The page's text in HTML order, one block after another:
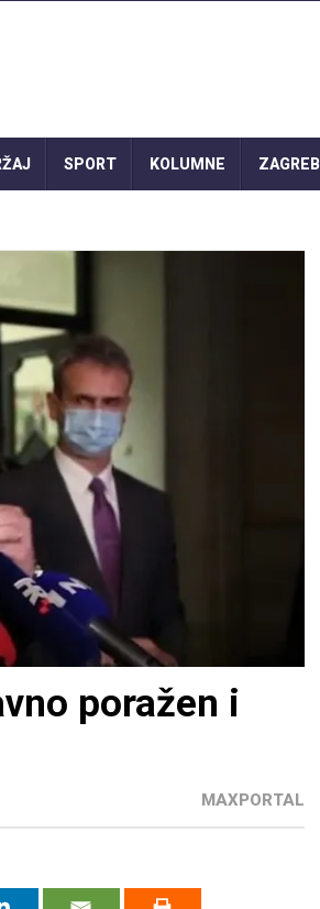
SPORT KOLUMNE ZAGREB
poražen i
MAXPORTAL